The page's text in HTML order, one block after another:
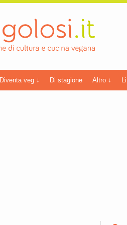
Diventa veg ↓ Di stagione Altro ↓